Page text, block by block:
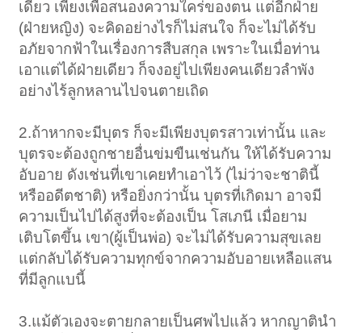
เดียว เพียงเพื่อสนองความใคร่ของตน แต่อีกฝ่าย
(ฝ่ายหญิง) จะคิดอย่างไรก็ไม่สนใจ ก็จะไม่ได้รับ
อภัยจากฟ้าในเรื่องการสืบสกุล เพราะในเมื่อท่าน
เอาแต่ได้ฝ่ายเดียว ก็จงอยู่ไปเพียงคนเดียวลำพัง
อย่างไร้ลูกหลานไปจนตายเถิด
2.ถ้าหากจะมีบุตร ก็จะมีเพียงบุตรสาวเท่านั้น และ
บุตรจะต้องถูกชายอื่นข่มขืนเช่นกัน ให้ได้รับความ
อับอาย ดังเช่นที่เขาเคยทำเอาไว้ (ไม่ว่าจะชาตินี้
หรืออดีตชาติ) หรือยิ่งกว่านั้น บุตรที่เกิดมา อาจมี
ความเป็นไปได้สูงที่จะต้องเป็น โสเภนี เมื่อยาม
เติบโตขึ้น เขา(ผู้เป็นพ่อ) จะไม่ได้รับความสุขเลย
แต่กลับได้รับความทุกข์จากความอับอายเหลือแสน
ที่มีลูกแบนี้
3.แม้ตัวเองจะตายกลายเป็นศพไปแล้ว หากญาตินำ